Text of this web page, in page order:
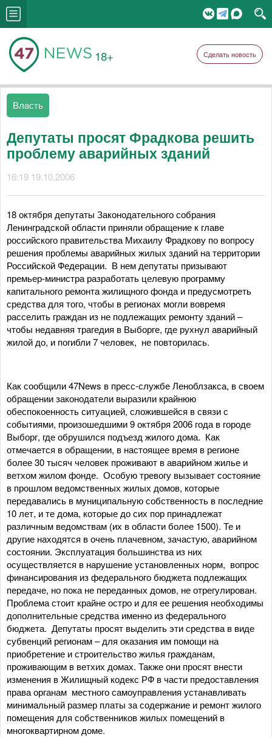
18+ Сделать новость
Власть
Депутаты просят Фрадкова решить
проблему аварийных зданий
16:19 19.10.2006
18 октября депутаты Законодательного собрания
Ленинградской области приняли обращение к главе
российского правительства Михаилу Фрадкову по вопросу
решения проблемы аварийных жилых зданий на территории
Российской Федерации. В нем депутаты призывают
премьер-министра разработать целевую программу
капитального ремонта жилищного фонда и предусмотреть
средства для того, чтобы в регионах могли вовремя
расселить граждан из не подлежащих ремонту зданий –
чтобы недавняя трагедия в Выборге, где рухнул аварийный
жилой до, и погибли 7 человек, не повторилась.
Как сообщили 47News в пресс-службе Леноблзакса, в своем
обращении законодатели выразили крайнюю
обеспокоенность ситуацией, сложившейся в связи с
событиями, произошедшими 9 октября 2006 года в городе
Выборг, где обрушился подъезд жилого дома. Как
отмечается в обращении, в настоящее время в регионе
более 30 тысяч человек проживают в аварийном жилье и
ветхом жилом фонде. Особую тревогу вызывает состояние
в прошлом ведомственных жилых домов, которые
передавались в муниципальную собственность в последние
10 лет, и те дома, которые до сих пор принадлежат
различным ведомствам (их в области более 1500). Те и
другие находятся в очень плачевном, зачастую, аварийном
состоянии. Эксплуатация большинства из них
осуществляется в нарушение установленных норм, вопрос
финансирования из федерального бюджета подлежащих
передаче, но пока не переданных домов, не отрегулирован.
Проблема стоит крайне остро и для ее решения необходимы
дополнительные средства именно из федерального
бюджета. Депутаты просят выделить эти средства в виде
субвенций регионам – для оказания им помощи на
приобретение и строительство жилья гражданам,
проживающим в ветхих домах. Также они просят внести
изменения в Жилищный кодекс РФ в части предоставления
права органам местного самоуправления устанавливать
минимальный размер платы за содержание и ремонт жилого
помещения для собственников жилых помещений в
многоквартирном доме.